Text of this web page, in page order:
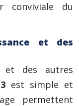
conviviale du
et des
et des autres
est simple et
permettent